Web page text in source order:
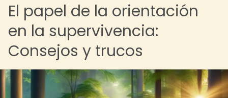
El papel de la orientación
en la supervivencia:
Consejos y trucos